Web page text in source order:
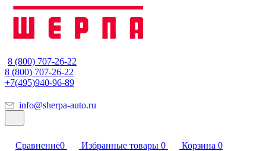
8 (800) 707-26-22
8 (800) 707-26-22
+7(495)940-96-89
info@sherpa-auto.ru
Сравнение0 Избранные товары 0 Корзина 0